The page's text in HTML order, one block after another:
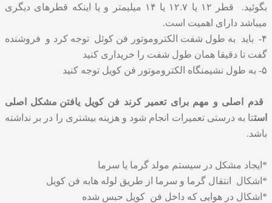
بگوئید. قطر ۱۲ یا ۱۲.۷ یا ۱۴ میلیمتر و یا اینکه قطرهای دیگری
میباشد دارای اهمیت است.
۴- باید به طول شفت الکتروموتور فن کوئل توجه کرد و فروشنده
گفت تا دقیقا همان طول شفت را خریداری کنید
۵- به طول نشیمنگاه الکتروموتور فن کویل توجه کنید
قدم اصلی و مهم برای تعمیر کرند فن کویل یافتن مشکل اصلی
استتا به درستی تعمیرات انجام شود و هزینه بیشتری را در بر نداشته
باشد.
*ایجاد مشکل در سیستم مولد گرما یا سرما
*اشکال انتقال گرما و سرما از طریق لوله هابه فن کویل
*اشکال در هوایی که داخل فن کویل حبس شده